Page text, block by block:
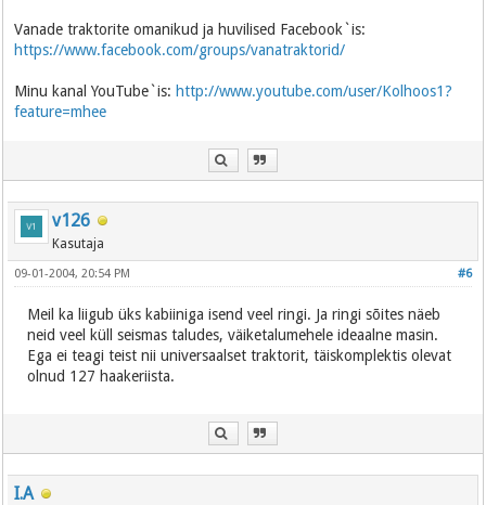
Vanade traktorite omanikud ja huvilised Facebook`is:
https://www.facebook.com/groups/vanatraktorid/
Minu kanal YouTube`is: http://www.youtube.com/user/Kolhoos1?
feature=mhee
v126
Kasutaja
#6
09-01-2004, 20:54 PM
Meil ka liigub üks kabiiniga isend veel ringi. Ja ringi sõites näeb
neid veel küll seismas taludes, väiketalumehele ideaalne masin.
Ega ei teagi teist nii universaalset traktorit, täiskomplektis olevat
olnud 127 haakeriista.
I.A